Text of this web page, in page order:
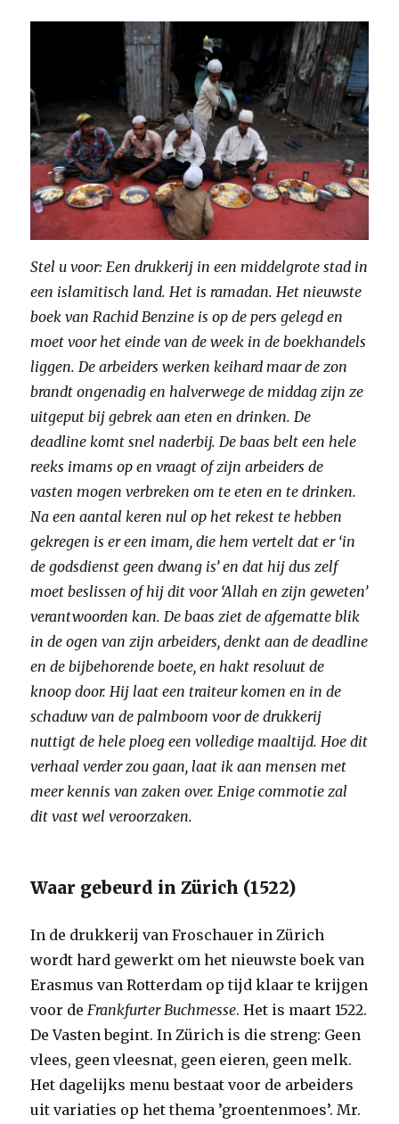
Stel u voor: Een drukkerij in een middelgrote stad in
een islamitisch land. Het is ramadan. Het nieuwste
boek van Rachid Benzine is op de pers gelegd en
moet voor het einde van de week in de boekhandels
liggen. De arbeiders werken keihard maar de zon
brandt ongenadig en halverwege de middag zijn ze
uitgeput bij gebrek aan eten en drinken. De
deadline komt snel naderbij. De baas belt een hele
reeks imams op en vraagt of zijn arbeiders de
vasten mogen verbreken om te eten en te drinken.
Na een aantal keren nul op het rekest te hebben
gekregen is er een imam, die hem vertelt dat er ‘in
de godsdienst geen dwang is’en dat hij dus zelf
moet beslissen of hij dit voor ‘Allah en zijn geweten’
verantwoorden kan. De baas ziet de afgematte blik
in de ogen van zijn arbeiders, denkt aan de deadline
en de bijbehorende boete, en hakt resoluut de
knoop door. Hij laat een traiteur komen en in de
schaduw van de palmboom voor de drukkerij
nuttigt de hele ploeg een volledige maaltijd. Hoe dit
verhaal verder zou gaan, laat ik aan mensen met
meer kennis van zaken over. Enige commotie zal
dit vast wel veroorzaken.
Waar gebeurd in Zürich (1522)
In de drukkerij van Froschauer in Zürich
wordt hard gewerkt om het nieuwste boek van
Erasmus van Rotterdam op tijd klaar te krijgen
voor de Frankfurter Buchmesse. Het is maart 1522.
De Vasten begint. In Zürich is die streng: Geen
vlees, geen vleesnat, geen eieren, geen melk.
Het dagelijks menu bestaat voor de arbeiders
uit variaties op het thema ’groentenmoes’. Mr.